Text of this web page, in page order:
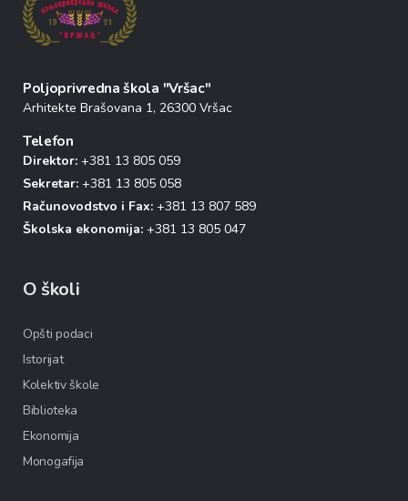
Poljoprivredna škola "Vršac"
Arhitekte Brašovana 1, 26300 Vršac
Telefon
Direktor: +381 13 805 059
Sekretar: +381 13 805 058
Računovodstvo i Fax: +381 13 807 589
Školska ekonomija: +381 13 805 047
O školi
Opšti podaci
Istorijat
Kolektiv škole
Biblioteka
Ekonomija
Monogafija